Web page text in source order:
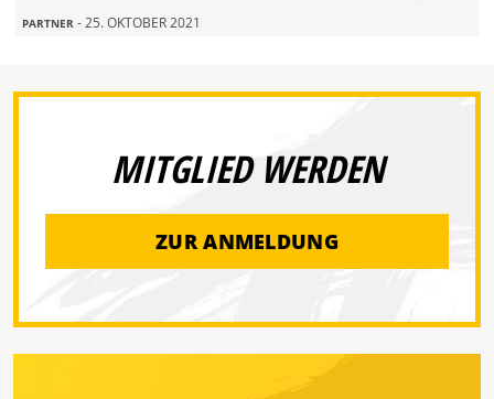
PARTNER - 25. OKTOBER 2021
MITGLIED WERDEN
ZUR ANMELDUNG